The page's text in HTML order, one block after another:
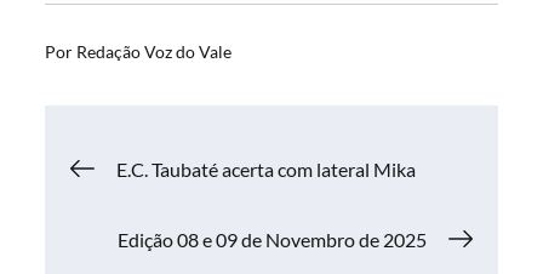
Por Redação Voz do Vale
Navegação
de
E.C. Taubaté acerta com lateral Mika
Edição 08 e 09 de Novembro de 2025